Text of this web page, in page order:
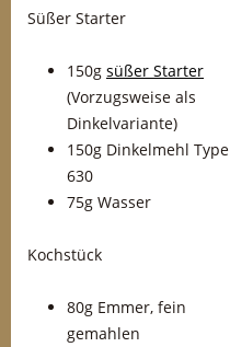
Süßer Starter
150g süßer Starter
(Vorzugsweise als
Dinkelvariante)
150g Dinkelmehl Type
630
75g Wasser
Kochstück
80g Emmer, fein
gemahlen